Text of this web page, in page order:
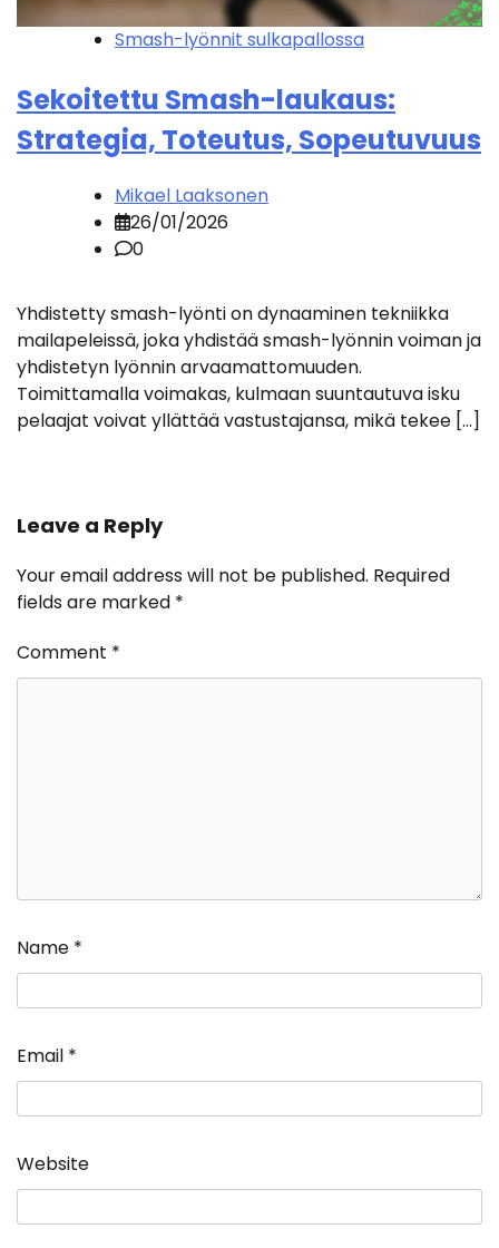
Smash-lyönnit sulkapallossa
Sekoitettu Smash-laukaus:
Strategia, Toteutus, Sopeutuvuus
Mikael Laaksonen
26/01/2026
0
Yhdistetty smash-lyönti on dynaaminen tekniikka
mailapeleissä, joka yhdistää smash-lyönnin voiman ja
yhdistetyn lyönnin arvaamattomuuden.
Toimittamalla voimakas, kulmaan suuntautuva isku
pelaajat voivat yllättää vastustajansa, mikä tekee […]
Leave a Reply
Your email address will not be published. Required
fields are marked *
Comment *
Name *
Email *
Website